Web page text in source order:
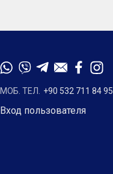
МОБ. ТЕЛ. +90 532 711 84 95
Вход пользователя